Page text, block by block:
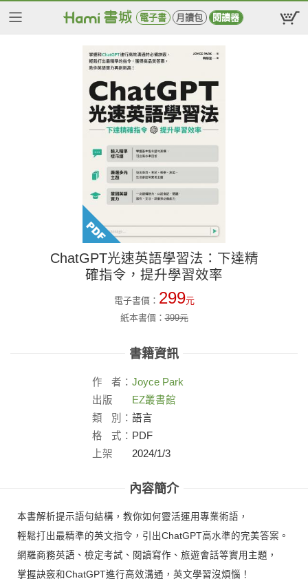
電子書 月讀包 閱讀器
ChatGPT光速英語學習法：下達精
確指令，提升學習效率
電子書價： 299元
紙本書價：399元
書籍資訊
作 者： Joyce Park
出版
社：
EZ叢書館
類
別： 語言
格
式： PDF
上架
2024/1/3
內容簡介
本書解析提示語句結構，教你如何靈活運用專業術語，
輕鬆打出最精準的英文指令，引出ChatGPT高水準的完美答案。
網羅商務英語、檢定考試、閱讀寫作、旅遊會話等實用主題，
掌握訣竅和ChatGPT進行高效溝通，英文學習沒煩惱！